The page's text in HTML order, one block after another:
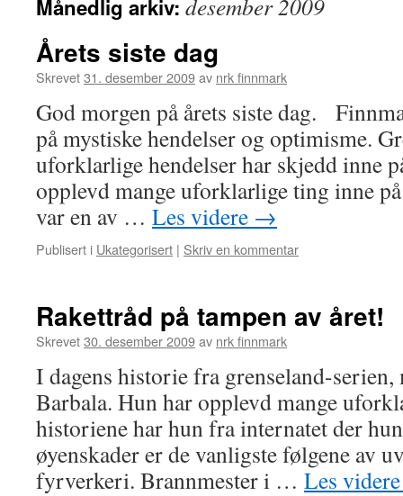
Månedlig arkiv: desember 2009
Årets siste dag
Skrevet31. desember 2009av nrk finnmark
God morgen på årets siste dag.
på mystiske hendelser og optimisme.
uforklarlige hendelser har skjedd inne
opplevd mange uforklarlige ting inne
var en av … Les videre →
Publisert i Ukategorisert | Skriv en kommentar
Rakettråd på tampen av året!
Skrevet30. desember 2009av nrk finnmark
I dagens historie fra grenseland-
Barbala. Hun har opplevd mange
historiene har hun fra internatet der
øyenskader er de vanligste følgene av
fyrverkeri. Brannmester i … Les